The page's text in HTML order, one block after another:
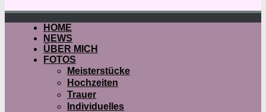
HOME
NEWS
ÜBER MICH
FOTOS
Meisterstücke
Hochzeiten
Trauer
Individuelles